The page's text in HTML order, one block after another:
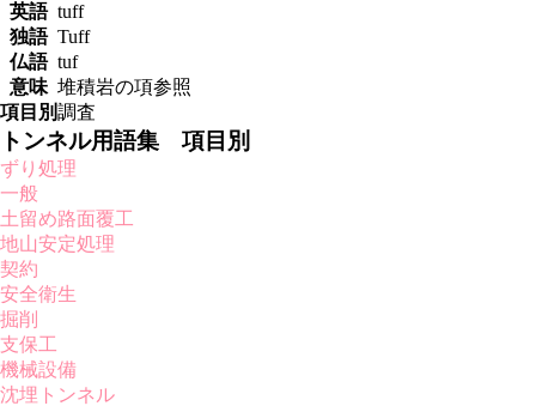
英語 tuff
独語 Tuff
仏語 tuf
意味 堆積岩の項参照
項目別調査
トンネル用語集 項目別
ずり処理
一般
土留め路面覆工
地山安定処理
契約
安全衛生
掘削
支保工
機械設備
沈埋トンネル